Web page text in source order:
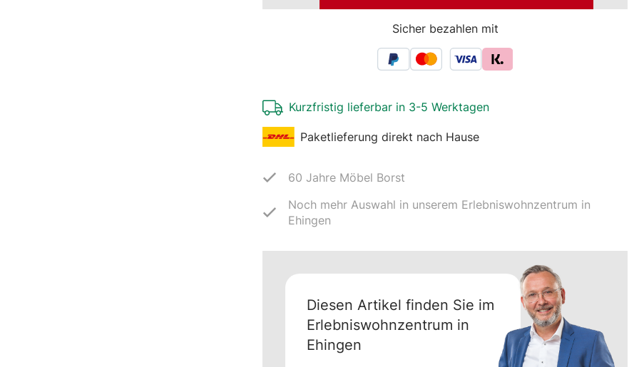
Kurzfristig lieferbar in 3-5 Werktagen
Paketlieferung direkt nach Hause
Sicher bezahlen mit
60 Jahre Möbel Borst
Noch mehr Auswahl in unserem Erlebniswohnzentrum in
Ehingen
Diesen Artikel finden Sie im
Erlebniswohnzentrum in
Ehingen